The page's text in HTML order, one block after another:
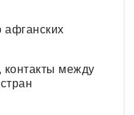
контакты между